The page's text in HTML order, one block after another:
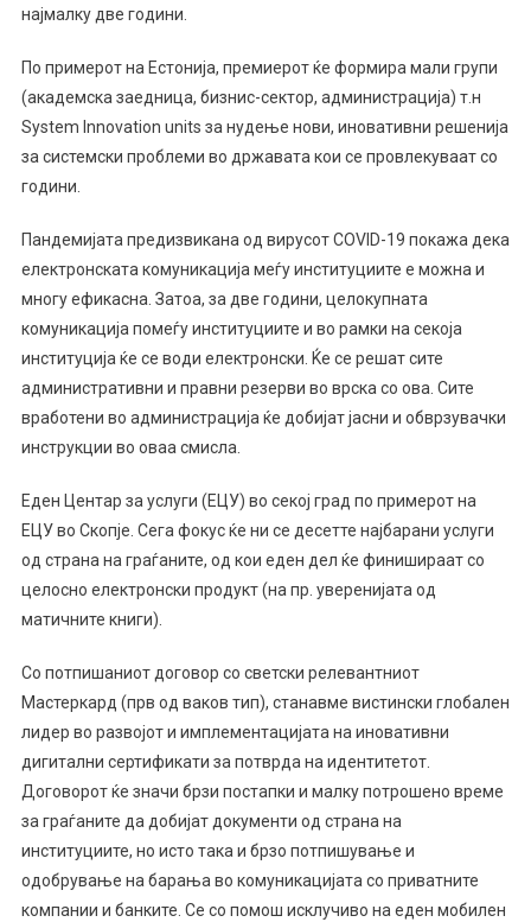
најмалку две години.
По примерот на Естонија, премиерот ќе формира мали групи
(академска заедница, бизнис-сектор, администрација) т.н
System Innovation units за нудење нови, иновативни решенија
за системски проблеми во државата кои се провлекуваат со
години.
Пандемијата предизвикана од вирусот COVID-19 покажа дека
електронската комуникација меѓу институциите е можна и
многу ефикасна. Затоа, за две години, целокупната
комуникација помеѓу институциите и во рамки на секоја
институција ќе се води електронски. Ќе се решат сите
административни и правни резерви во врска со ова. Сите
вработени во администрација ќе добијат јасни и обврзувачки
инструкции во оваа смисла.
Еден Центар за услуги (ЕЦУ) во секој град по примерот на
ЕЦУ во Скопје. Сега фокус ќе ни се десетте најбарани услуги
од страна на граѓаните, од кои еден дел ќе финишираат со
целосно електронски продукт (на пр. уверенијата од
матичните книги).
Со потпишаниот договор со светски релевантниот
Мастеркард (прв од ваков тип), станавме вистински глобален
лидер во развојот и имплементацијата на иновативни
дигитални сертификати за потврда на идентитетот.
Договорот ќе значи брзи постапки и малку потрошено време
за граѓаните да добијат документи од страна на
институциите, но исто така и брзо потпишување и
одобрување на барања во комуникацијата со приватните
компании и банките. Се со помош исклучиво на еден мобилен